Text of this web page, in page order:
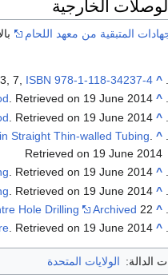
الخارجية
المتبقية من معهد اللحام
^
7, ISBN 978-1-118-34237-4
^
. Retrieved on 19 June 2014
^
. Retrieved on 19 June 2014
^
Straight Thin-walled Tubing
Retrieved on 19 June 2014
^
. Retrieved on 19 June 2014
^
. Retrieved on 19 June 2014
^
Hole Drilling Archived 22 فبراير 2018 at the
^
. Retrieved on 19 June 2014
الدالة: الولايات المتحدة